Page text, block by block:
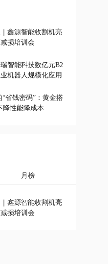
鑫源智能收割机亮
损培训会
智能科技数亿元B2
机器人规模化应用
省钱密码”：黄金搭
降性能降成本
月榜
鑫源智能收割机亮
损培训会